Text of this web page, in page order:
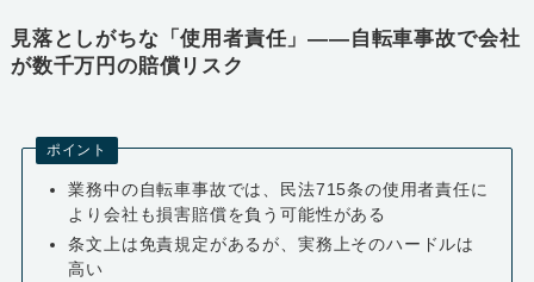
見落としがちな「使用者責任」――自転車事故で会社
が数千万円の賠償リスク
ポイント
業務中の自転車事故では、民法715条の使用者責任に
より会社も損害賠償を負う可能性がある
条文上は免責規定があるが、実務上そのハードルは
高い